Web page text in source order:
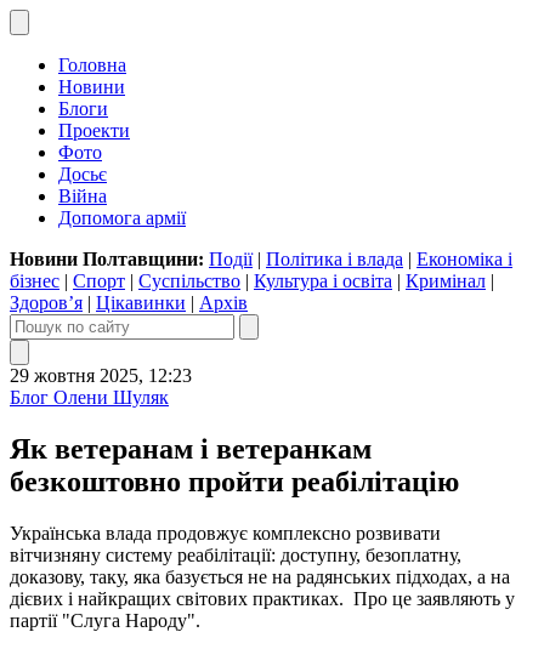
Головна
Новини
Блоги
Проекти
Фото
Досьє
Війна
Допомога армії
Новини Полтавщини: Події| Політика і влада | Економіка і
бізнес | Спорт | Суспільство | Культура і освіта | Кримінал |
Здоров’я | Цікавинки | Архів
29 жовтня 2025, 12:23
Блог Олени Шуляк
Як ветеранам і ветеранкам
безкоштовно пройти реабілітацію
Українська влада продовжує комплексно розвивати
вітчизняну систему реабілітації: доступну, безоплатну,
доказову, таку, яка базується не на радянських підходах, а на
дієвих і найкращих світових практиках. Про це заявляють у
партії "Слуга Народу".